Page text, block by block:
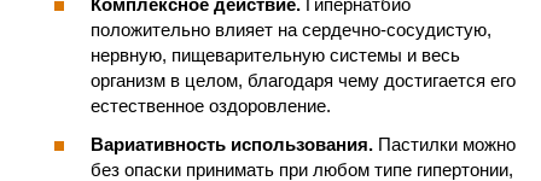
Комплексное действие. Гипернатбио
положительно влияет на сердечно-сосудистую,
нервную, пищеварительную системы и весь
организм в целом, благодаря чему достигается его
естественное оздоровление.
Вариативность использования. Пастилки можно
без опаски принимать при любом типе гипертонии,